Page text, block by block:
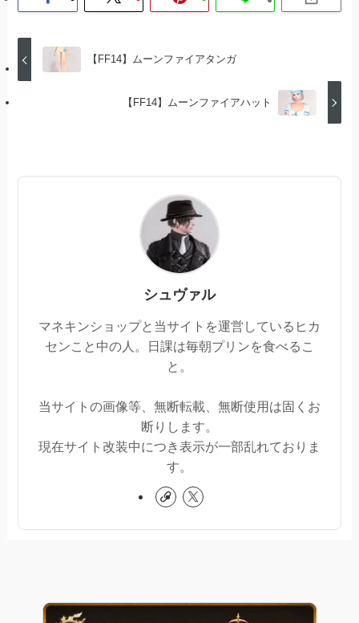
【FF14】ムーンファイアタンガ
【FF14】ムーンファイアハット
シュヴァル
マネキンショップと当サイトを運営しているヒカ
センこと中の人。日課は毎朝プリンを食べるこ
と。
当サイトの画像等、無断転載、無断使用は固くお
断りします。
現在サイト改装中につき表示が一部乱れておりま
す。